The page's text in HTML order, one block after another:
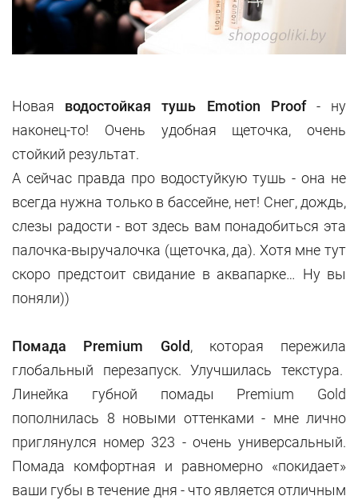
Новая водостойкая тушь Emotion Proof- ну
наконец-то! Очень удобная щеточка, очень
стойкий результат.
А сейчас правда про водостуйкую тушь - она не
всегда нужна только в бассейне, нет! Снег, дождь,
слезы радости - вот здесь вам понадобиться эта
палочка-выручалочка (щеточка, да). Хотя мне тут
скоро предстоит свидание в аквапарке… Ну вы
поняли))
Помада Premium Gold, которая пережила
глобальный перезапуск. Улучшилась текстура.
Линейка губной помады Premium Gold
пополнилась 8 новыми оттенками - мне лично
приглянулся номер 323 - очень универсальный.
Помада комфортная и равномерно «покидает»
ваши губы в течение дня - что является отличным